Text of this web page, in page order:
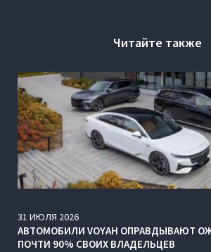
Читайте также
31 ИЮЛЯ 2026
АВТОМОБИЛИ VOYAH ОПРАВДЫВАЮТ
ПОЧТИ 90% СВОИХ ВЛАДЕЛЬЦЕВ